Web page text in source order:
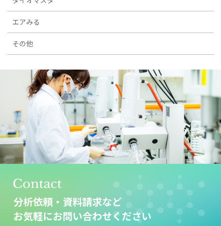
エアみる
その他
分析依頼・資料請求など
お気軽にお問い合わせください